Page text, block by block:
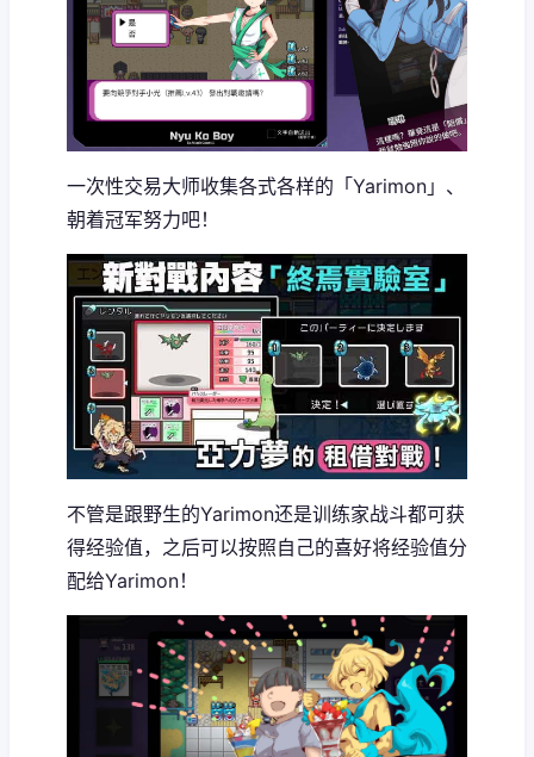
一次性交易大师收集各式各样的「Yarimon」、
朝着冠军努力吧！
不管是跟野生的Yarimon还是训练家战斗都可获
得经验值，之后可以按照自己的喜好将经验值分
配给Yarimon！